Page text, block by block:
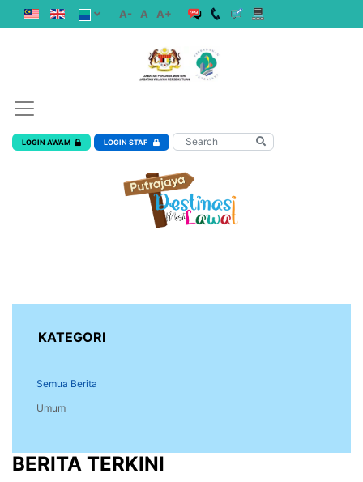
A- A A+
LOGIN AWAM LOGIN STAF
KATEGORI
Semua Berita
Umum
BERITA TERKINI